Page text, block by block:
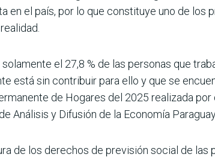
en el país, por lo que constituye uno de los
el 27,8 % de las personas que
está sin contribuir para ello y que se
de Hogares del 2025 realizada
Análi­sis y Difusión de la Economía
de los derechos de previsión social de las